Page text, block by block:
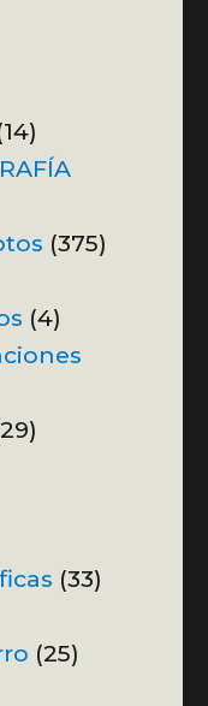
(375)
(4)
(33)
(25)